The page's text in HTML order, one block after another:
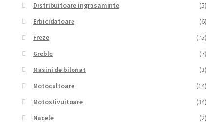
Distribuitoare ingrasaminte
(5)
Erbicidatoare
(6)
Freze
(75)
Greble
(7)
Masini de bilonat
(3)
Motocultoare
(14)
Motostivuitoare
(34)
Nacele
(2)